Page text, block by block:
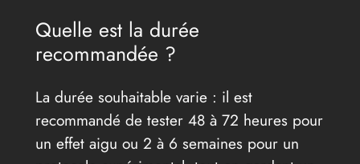
Quelle est la durée
recommandée ?
La durée souhaitable varie : il est
recommandé de tester 48 à 72 heures pour
un effet aigu ou 2 à 6 semaines pour un